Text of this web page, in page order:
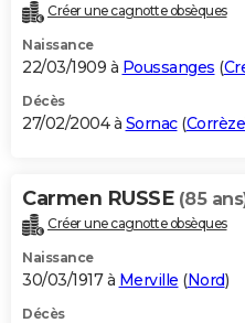
Créer une cagnotte obsèques
Naissance
22/03/1909 à Poussanges (
Décès
27/02/2004 à Sornac(Corrèze
Carmen RUSSE (85
Créer une cagnotte obsèques
Naissance
30/03/1917 à Merville (Nord)
Décès